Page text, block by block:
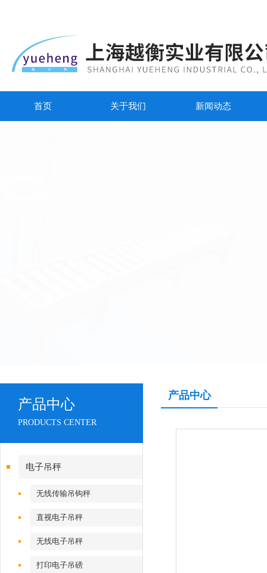
首页 关于我们 新闻动态
产品中心
PRODUCTS CENTER
电子吊秤
无线传输吊钩秤
直视电子吊秤
无线电子吊秤
打印电子吊磅
产品中心